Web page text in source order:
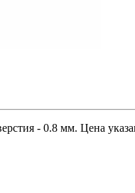
- 0.8 мм. Цена